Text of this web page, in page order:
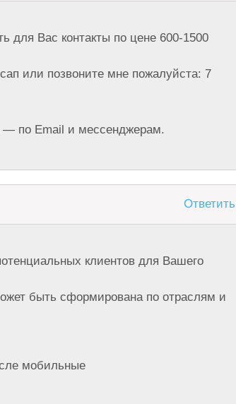
для Вас контакты по цене 600-1500
или позвоните мне пожалуйста: 7
— по Email и мессенджерам.
Ответить
клиентов для Вашего
быть сформирована по отраслям и
мобильные